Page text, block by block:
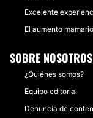
Excelente
El aumento
SOBRE NOSOTROS
¿Quiénes somos?
Equipo editorial
Denuncia de